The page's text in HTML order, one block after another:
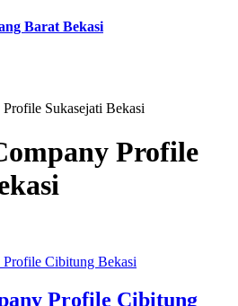
Barat Bekasi
Sukasejati Bekasi
Profile
Profile Cibitung Bekasi
Profile Cibitung